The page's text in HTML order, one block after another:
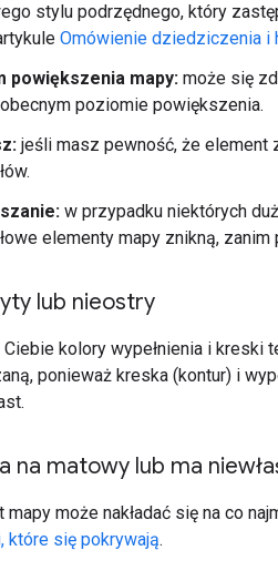
stylu podrzędnego, który
Omówienie dziedziczenia i
powiększenia mapy: może się
obecnym poziomie powiększenia.
jeśli masz pewność, że element
w przypadku niektórych
elementy mapy znikną, zanim
lub nieostry
Ciebie kolory wypełnienia i
ponieważ kreska (kontur) i
na matowy lub ma
mapy może nakładać się na co
które się pokrywają.